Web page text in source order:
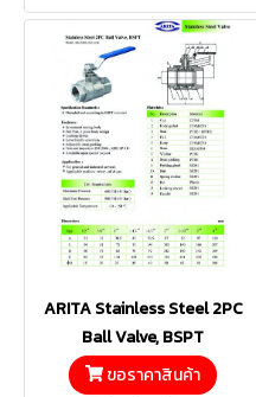
ARITA Stainless Steel 2PC
Ball Valve, BSPT
ขอราคาสินค้า